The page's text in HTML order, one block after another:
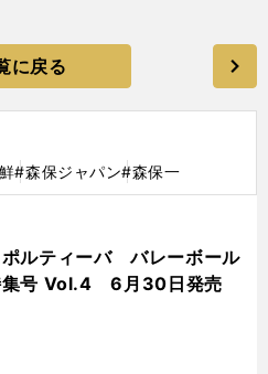
に戻る
#森保ジャパン#森保一
ポルティーバ バレーボール
集号 Vol.4 6月30日発売